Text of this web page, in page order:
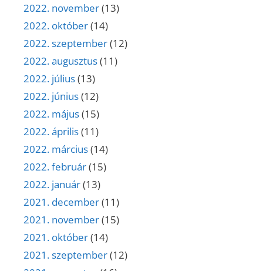
2022. november(13)
2022. október(14)
2022. szeptember(12)
2022. augusztus(11)
2022. július(13)
2022. június(12)
2022. május(15)
2022. április(11)
2022. március(14)
2022. február(15)
2022. január(13)
2021. december(11)
2021. november(15)
2021. október(14)
2021. szeptember(12)